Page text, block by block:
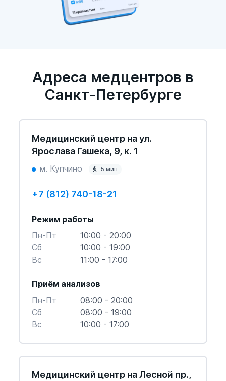
Адреса медцентров в
Санкт-Петербурге
Медицинский центр на ул.
Ярослава Гашека, 9, к. 1
м. Купчино 5 мин
+7 (812) 740-18-21
Режим работы
Пн-Пт
10:00 - 20:00
Cб
10:00 - 19:00
Вс
11:00 - 17:00
Приём анализов
Пн-Пт
08:00 - 20:00
Cб
08:00 - 19:00
Вс
10:00 - 17:00
Медицинский центр на Лесной пр.,